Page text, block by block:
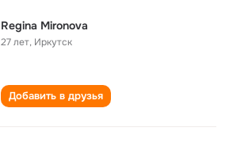
Regina Mironova
27 лет, Иркутск
Добавить в друзья